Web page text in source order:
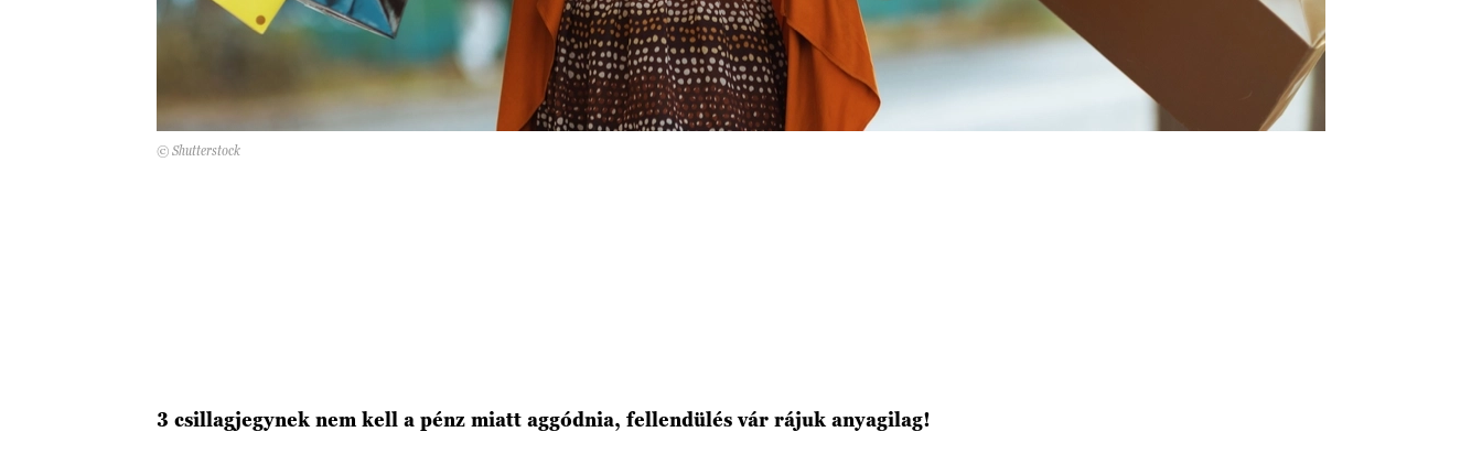
© Shutterstock
3 csillagjegynek nem kell a pénz miatt aggódnia, fellendülés vár rájuk anyagilag!